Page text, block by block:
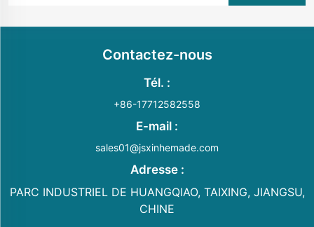
Contactez-nous
Tél. :
+86-17712582558
E-mail :
sales01@jsxinhemade.com
Adresse :
PARC INDUSTRIEL DE HUANGQIAO, TAIXING, JIANGSU,
CHINE